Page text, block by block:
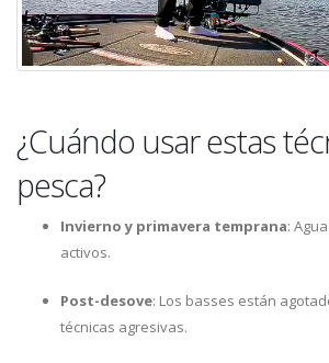
¿Cuándo usar estas
pesca?
Invierno y primavera temprana:
activos.
Post-desove: Los basses están
técnicas agresivas.